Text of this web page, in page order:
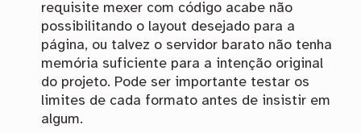
requisite mexer com código acabe não
possibilitando o layout desejado para a
página, ou talvez o servidor barato não tenha
memória suficiente para a intenção original
do projeto. Pode ser importante testar os
limites de cada formato antes de insistir em
algum.